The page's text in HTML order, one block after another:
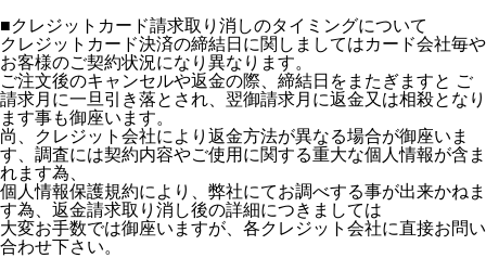
■クレジットカード請求取り消しのタイミングについて
クレジットカード決済の締結日に関しましてはカード会社毎や
お客様のご契約状況になり異なります。
ご注文後のキャンセルや返金の際、締結日をまたぎますと ご
請求月に一旦引き落とされ、翌御請求月に返金又は相殺となり
ます事も御座います。
尚、クレジット会社により返金方法が異なる場合が御座いま
す、調査には契約内容やご使用に関する重大な個人情報が含ま
れます為、
個人情報保護規約により、弊社にてお調べする事が出来かねま
す為、返金請求取り消し後の詳細につきましては
大変お手数では御座いますが、各クレジット会社に直接お問い
合わせ下さい。